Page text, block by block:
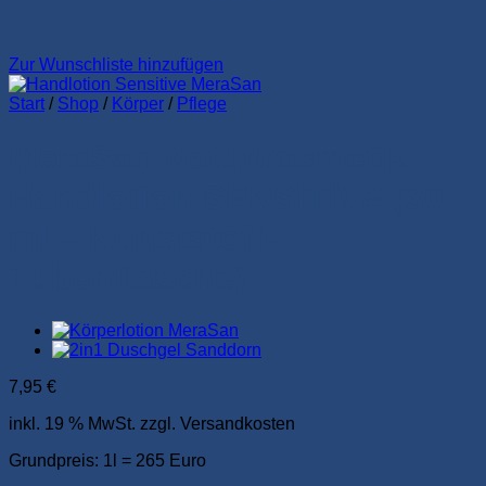
Zur Wunschliste hinzufügen
Start / Shop / Körper / Pflege
7,95 €
inkl. 19 % MwSt. zzgl. Versandkosten
Grundpreis: 1l = 265 Euro